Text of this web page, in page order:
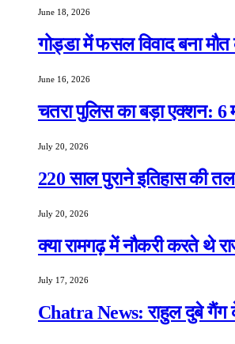
June 18, 2026
गोड्डा में फसल विवाद बना
June 16, 2026
चतरा पुलिस का बड़ा एक्शन: 6
July 20, 2026
220 साल पुराने इतिहास की
July 20, 2026
क्या रामगढ़ में नौकरी करते थे
July 17, 2026
Chatra News: राहुल दुबे गैंग